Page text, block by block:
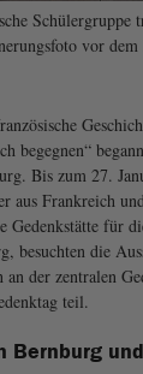
Schülergruppe
vor
begegnen“
Bis zum 27.
aus Frankreich
Gedenkstätte für
besuchten die
an der zentralen
teil.
Bernburg